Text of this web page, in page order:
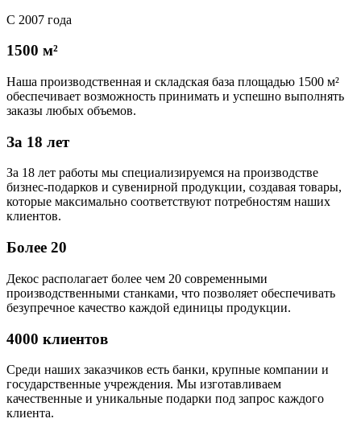
С 2007 года
1500 м²
Наша производственная и складская база площадью 1500 м²
обеспечивает возможность принимать и успешно выполнять
заказы любых объемов.
За 18 лет
За 18 лет работы мы специализируемся на производстве
бизнес-подарков и сувенирной продукции, создавая товары,
которые максимально соответствуют потребностям наших
клиентов.
Более 20
Декос располагает более чем 20 современными
производственными станками, что позволяет обеспечивать
безупречное качество каждой единицы продукции.
4000 клиентов
Среди наших заказчиков есть банки, крупные компании и
государственные учреждения. Мы изготавливаем
качественные и уникальные подарки под запрос каждого
клиента.